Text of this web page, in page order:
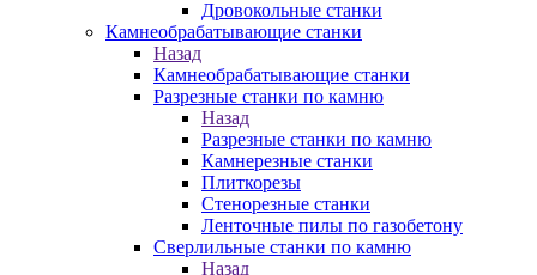
Дровокольные станки
Камнеобрабатывающие станки
Назад
Камнеобрабатывающие станки
Разрезные станки по камню
Назад
Разрезные станки по камню
Камнерезные станки
Плиткорезы
Стенорезные станки
Ленточные пилы по газобетону
Сверлильные станки по камню
Назад